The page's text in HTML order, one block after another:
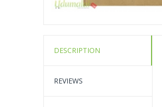
DESCRIPTION
REVIEWS